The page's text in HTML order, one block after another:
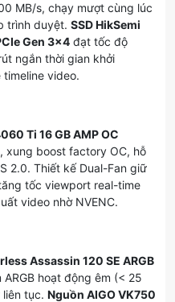
MB/s, chạy mượt cùng lúc
trình duyệt. SSD HikSemi
Gen 3×4 đạt tốc độ
ngắn thời gian khởi
video.
Ti 16 GB AMP OC
xung boost factory OC, hỗ
2.0. Thiết kế Dual-Fan giữ
tốc viewport real-time
video nhờ NVENC.
Assassin 120 SE ARGB
hoạt động êm (< 25
tục. Nguồn AIGO VK750